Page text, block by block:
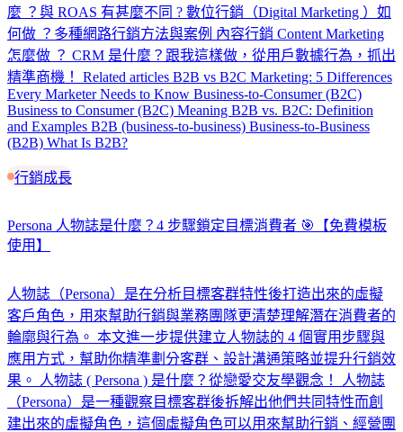
麼 ？與 ROAS 有甚麼不同 ? 數位行銷（Digital Marketing ）如
何做 ？多種網路行銷方法與案例 內容行銷 Content Marketing
怎麼做 ？ CRM 是什麼？跟我這樣做，從用戶數據行為，抓出
精準商機！ Related articles B2B vs B2C Marketing: 5 Differences
Every Marketer Needs to Know Business-to-Consumer (B2C)
Business to Consumer (B2C) Meaning B2B vs. B2C: Definition
and Examples B2B (business-to-business) Business-to-Business
(B2B) What Is B2B?
行銷成長
Persona 人物誌是什麼？4 步驟鎖定目標消費者 🎯【免費模板
使用】
人物誌（Persona）是在分析目標客群特性後打造出來的虛擬
客戶角色，用來幫助行銷與業務團隊更清楚理解潛在消費者的
輪廓與行為。 本文進一步提供建立人物誌的 4 個實用步驟與
應用方式，幫助你精準劃分客群、設計溝通策略並提升行銷效
果。 人物誌 ( Persona ) 是什麼？從戀愛交友學觀念！ 人物誌
（Persona）是一種觀察目標客群後拆解出他們共同特性而創
建出來的虛擬角色，這個虛擬角色可以用來幫助行銷、經營團